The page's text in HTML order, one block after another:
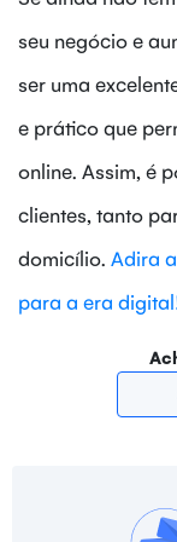
seu negócio e
ser uma
e prático que
online. Assim, é
clientes, tanto
domicílio. Adira
para a era